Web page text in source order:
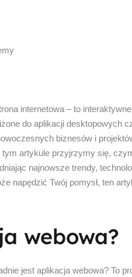
internetowa – to
do aplikacji desktopowych
biznesów i
artykule przyjrzymy się,
najnowsze trendy,
napędzić Twój pomysł, ten
webowa?
jest aplikacja webowa? To
Already